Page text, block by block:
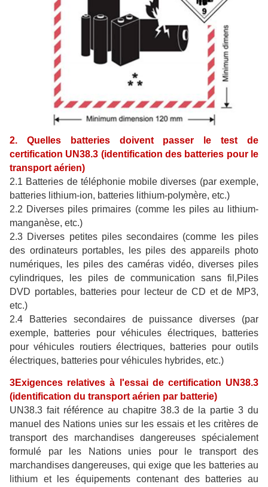
2. Quelles batteries doivent passer le test de
certification UN38.3 (identification des batteries pour le
transport aérien)
2.1 Batteries de téléphonie mobile diverses (par exemple,
batteries lithium-ion, batteries lithium-polymère, etc.)
2.2 Diverses piles primaires (comme les piles au lithium-
manganèse, etc.)
2.3 Diverses petites piles secondaires (comme les piles
des ordinateurs portables, les piles des appareils photo
numériques, les piles des caméras vidéo, diverses piles
cylindriques, les piles de communication sans fil,Piles
DVD portables, batteries pour lecteur de CD et de MP3,
etc.)
2.4 Batteries secondaires de puissance diverses (par
exemple, batteries pour véhicules électriques, batteries
pour véhicules routiers électriques, batteries pour outils
électriques, batteries pour véhicules hybrides, etc.)
3Exigences relatives à l'essai de certification UN38.3
(identification du transport aérien par batterie)
UN38.3 fait référence au chapitre 38.3 de la partie 3 du
manuel des Nations unies sur les essais et les critères de
transport des marchandises dangereuses spécialement
formulé par les Nations unies pour le transport des
marchandises dangereuses, qui exige que les batteries au
lithium et les équipements contenant des batteries au